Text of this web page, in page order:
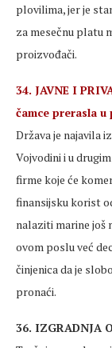
plovilima, jer je
za mesečnu platu
proizvođači.
34. JAVNE I
čamce prerasla
Država je najavila
Vojvodini i u
firme koje će
finansijsku korist
nalaziti marine još
ovom poslu već
činjenica da je
pronaći.
36. IZGRADNJA